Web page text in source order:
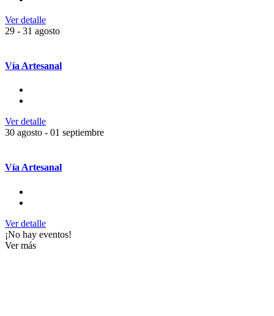
Ver detalle
29 - 31 agosto
Vía Artesanal
Ver detalle
30 agosto - 01 septiembre
Vía Artesanal
Ver detalle
¡No hay eventos!
Ver más